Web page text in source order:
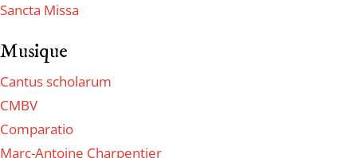
Sancta Missa
Musique
Cantus scholarum
CMBV
Comparatio
Marc-Antoine Charpentier